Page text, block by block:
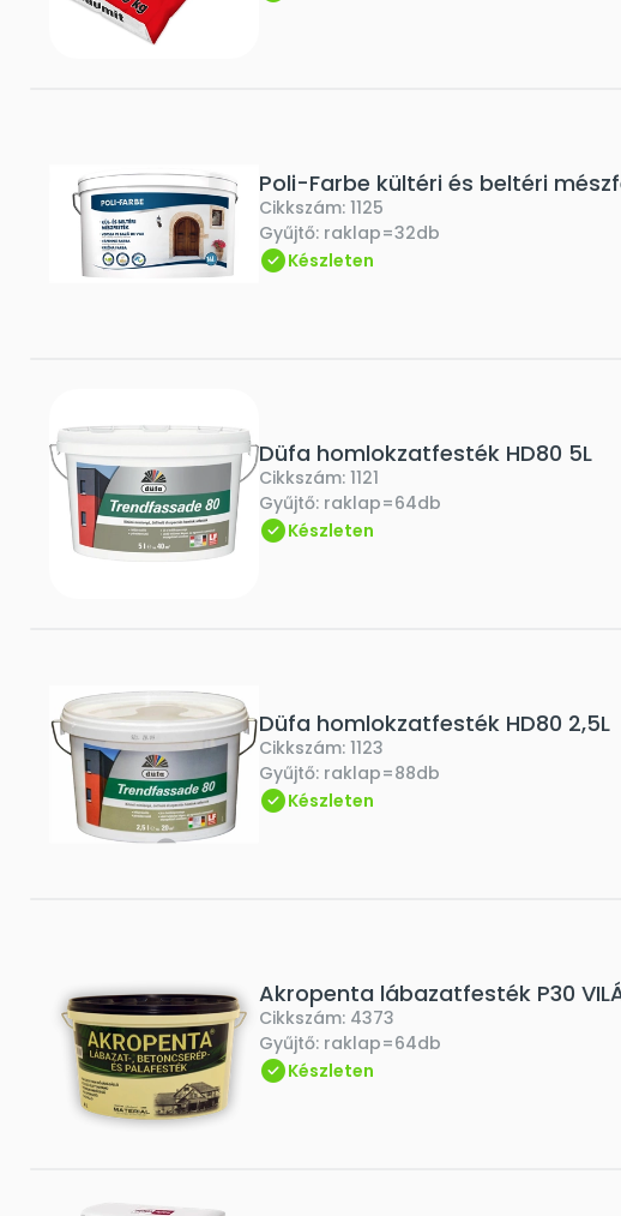
Poli-Farbe kültéri és beltéri
Cikkszám: 1125
Gyűjtő: raklap=32db
Készleten
Düfa homlokzatfesték HD80 5L
Cikkszám: 1121
Gyűjtő: raklap=64db
Készleten
Düfa homlokzatfesték HD80 2,5L
Cikkszám: 1123
Gyűjtő: raklap=88db
Készleten
Akropenta lábazatfesték P30
Cikkszám: 4373
Gyűjtő: raklap=64db
Készleten